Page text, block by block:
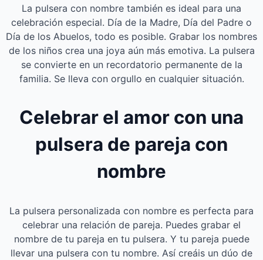
La pulsera con nombre también es ideal para una
celebración especial. Día de la Madre, Día del Padre o
Día de los Abuelos, todo es posible. Grabar los nombres
de los niños crea una joya aún más emotiva. La pulsera
se convierte en un recordatorio permanente de la
familia. Se lleva con orgullo en cualquier situación.
Celebrar el amor con una
pulsera de pareja con
nombre
La pulsera personalizada con nombre es perfecta para
celebrar una relación de pareja. Puedes grabar el
nombre de tu pareja en tu pulsera. Y tu pareja puede
llevar una pulsera con tu nombre. Así creáis un dúo de